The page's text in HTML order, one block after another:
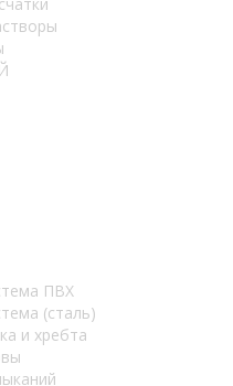
ПВХ
(сталь)
и хребта